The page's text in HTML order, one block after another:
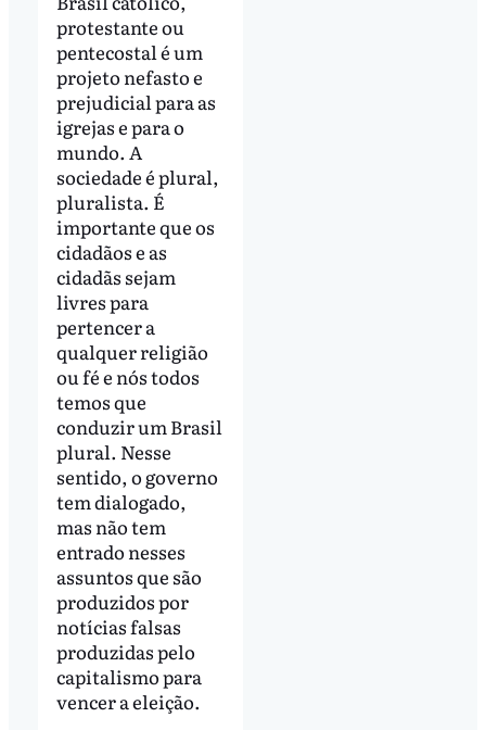
protestante ou
pentecostal é um
projeto nefasto e
prejudicial para as
igrejas e para o
mundo. A
sociedade é plural,
pluralista. É
importante que os
cidadãos e as
cidadãs sejam
livres para
pertencer a
qualquer religião
ou fé e nós todos
temos que
conduzir um Brasil
plural. Nesse
sentido, o governo
tem dialogado,
mas não tem
entrado nesses
assuntos que são
produzidos por
notícias falsas
produzidas pelo
capitalismo para
vencer a eleição.